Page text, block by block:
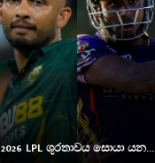
2026 LPL ශූරතාවය සොයා යන...